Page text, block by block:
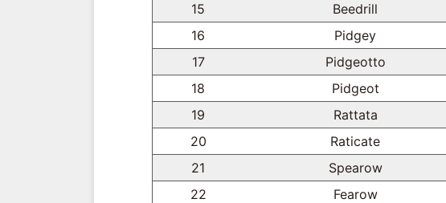
15
Beedrill
16
Pidgey
17
Pidgeotto
18
Pidgeot
19
Rattata
20
Raticate
21
Spearow
22
Fearow